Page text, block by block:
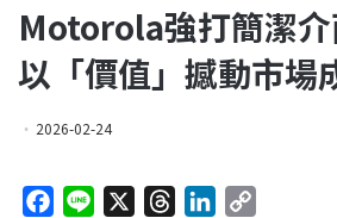
Motorola強打簡潔介
以「價值」撼動市場
2026-02-24